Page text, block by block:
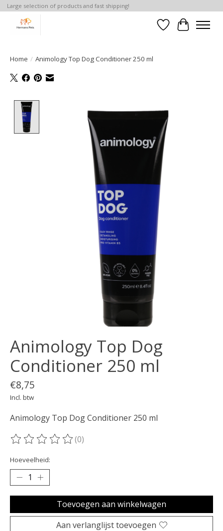
Large selection of products and fast shipping!
Verlanglijst
Home / Animology Top Dog Conditioner 250 ml
Animology Top Dog
Conditioner 250 ml
€8,75
Incl. btw
Animology Top Dog Conditioner 250 ml
De beoordeling van dit product is
(0)
Hoeveelheid:
Toevoegen aan winkelwagen
Aan verlanglijst toevoegen